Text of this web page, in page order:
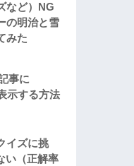
など）NG
の明治と雪
みた
事に
示する方法
イズに挑
い（正解率